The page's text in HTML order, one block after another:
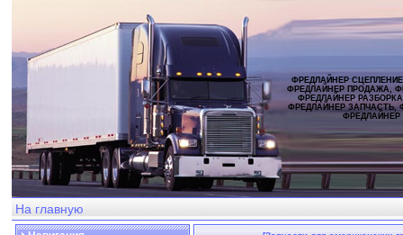
ФРЕДЛАЙНЕР
ФРЕДЛАЙНЕР ПРОДАЖА,
ФРЕДЛАЙНЕР
ФРЕДЛАЙНЕР ЗАПЧАСТЬ,
ФРЕДЛАЙНЕР
На главную